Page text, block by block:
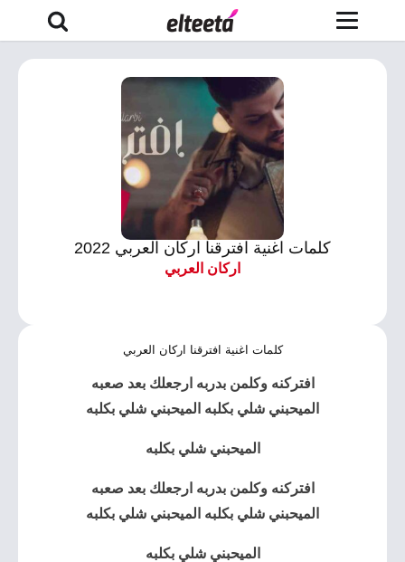
كلمات اغنية افترقنا اركان العربي 2022
اركان العربي
كلمات اغنية افترقنا اركان العربي
افتركنه وكلمن بدربه ارجعلك بعد صعبه
الميحبني شلي بكلبه الميحبني شلي بكلبه
الميحبني شلي بكلبه
افتركنه وكلمن بدربه ارجعلك بعد صعبه
الميحبني شلي بكلبه الميحبني شلي بكلبه
الميحبني شلي بكلبه